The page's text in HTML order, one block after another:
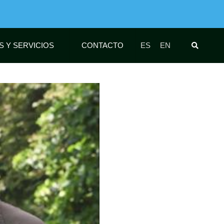
Y SERVICIOS CONTACTO ES EN